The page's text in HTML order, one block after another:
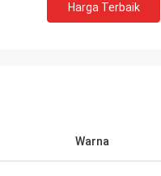
pakaian saya. Sangat atraktif dan
sangat tinggi untuk
Harga Terbaik
Warna